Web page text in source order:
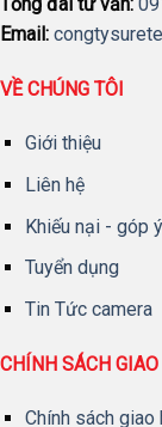
Email:
VỀ CHÚNG TÔI
Giới thiệu
Liên hệ
Khiếu nại - góp ý
Tuyển dụng
Tin Tức camera
CHÍNH SÁCH
Chính sách giao